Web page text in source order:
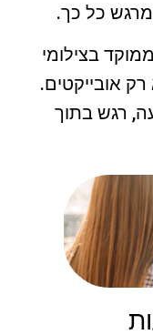
כל כך.
בצילומי
אובייקטים.
רגש בתוך